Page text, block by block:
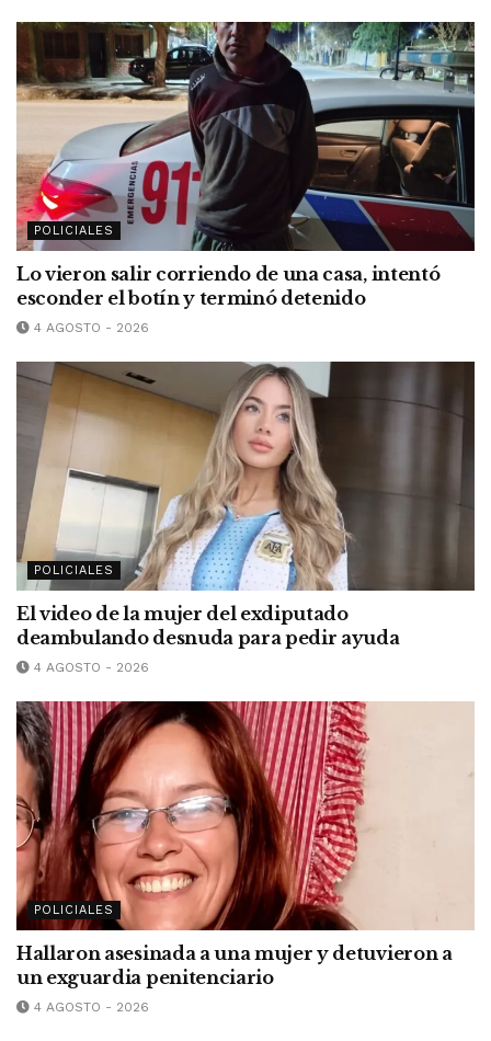
POLICIALES
Lo vieron salir corriendo de una casa, intentó
esconder el botín y terminó detenido
4 AGOSTO - 2026
POLICIALES
El video de la mujer del exdiputado
deambulando desnuda para pedir ayuda
4 AGOSTO - 2026
POLICIALES
Hallaron asesinada a una mujer y detuvieron a
un exguardia penitenciario
4 AGOSTO - 2026